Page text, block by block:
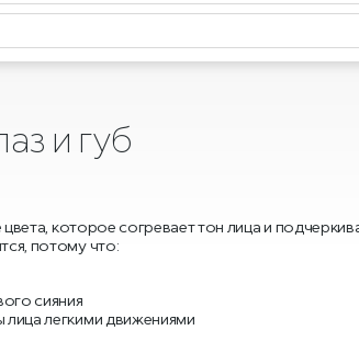
и губ
которое согревает тон лица и
потому что:
сияния
легкими движениями